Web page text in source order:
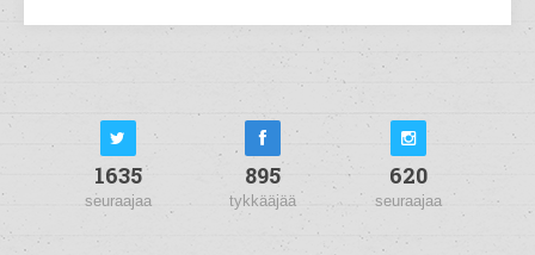
1635
seuraajaa
895
tykkääjää
620
seuraajaa